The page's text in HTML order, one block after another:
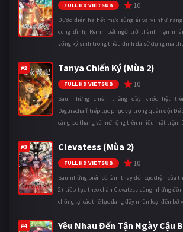
FULL HD VIETSUB 10
Được điện hạ hết mực sủng ái và ví như
cung đình, Reirin bất ngờ trở thành nạn
sống ký sinh trong triều đình đã sử dụng ma
#2 Tanya Chiến Ký (Mùa 2)
FULL HD VIETSUB 10
Sau những chiến thắng đầy khốc liệt
Degurechaff tiếp tục phục vụ trong quân đội Đế
càng leo thang và mở rộng trên nhiều mặt trận.
#3 Clevatess (Mùa 2)
FULL HD VIETSUB 10
Sau những biến cố làm thay đổi cục diện của
2) tiếp tục theo chân Clevatess cùng những
chống lại các thế lực đang đẩy nhân loại đến bờ
#4 Yêu Nhau Đến Tận Ngày Cậu